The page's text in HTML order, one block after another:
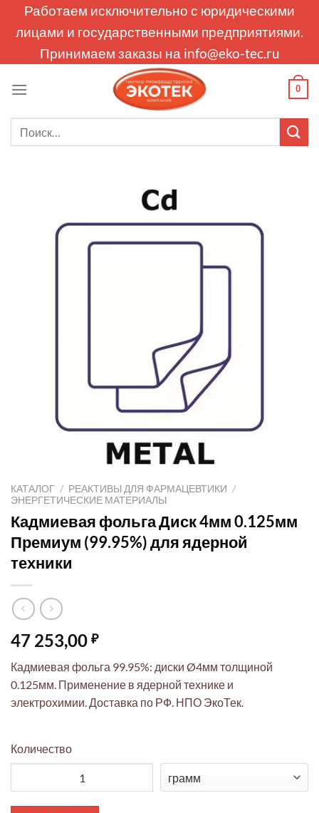
Работаем исключительно с юридическими
лицами и государственными предприятиями.
Принимаем заказы на info@eko-tec.ru
0
КАТАЛОГ / РЕАКТИВЫ ДЛЯ ФАРМАЦЕВТИКИ /
ЭНЕРГЕТИЧЕСКИЕ МАТЕРИАЛЫ
Кадмиевая фольга Диск 4мм 0.125мм
Премиум (99.95%) для ядерной
техники
47 253,00 ₽
Кадмиевая фольга 99.95%: диски Ø4мм толщиной
0.125мм. Применение в ядерной технике и
электрохимии. Доставка по РФ. НПО ЭкоТек.
Количество